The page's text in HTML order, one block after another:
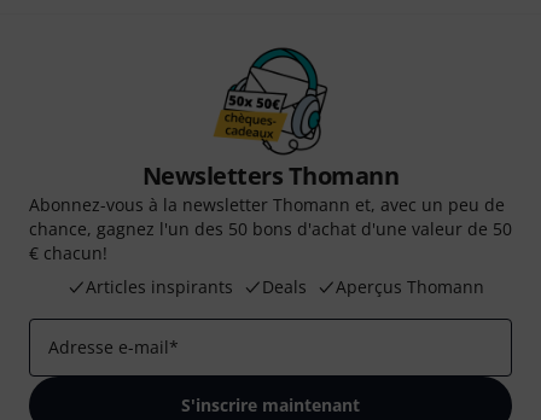
Newsletters Thomann
Abonnez-vous à la newsletter Thomann et, avec un peu de
chance, gagnez l'un des 50 bons d'achat d'une valeur de 50
€ chacun!
Articles inspirants
Deals Aperçus Thomann
Adresse e-mail*
S'inscrire maintenant